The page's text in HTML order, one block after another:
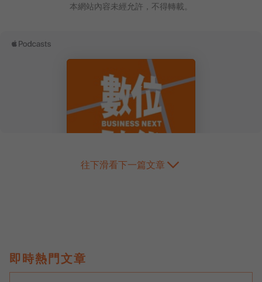
本網站內容未經允許，不得轉載。
往下滑看下一篇文章
即時熱門文章